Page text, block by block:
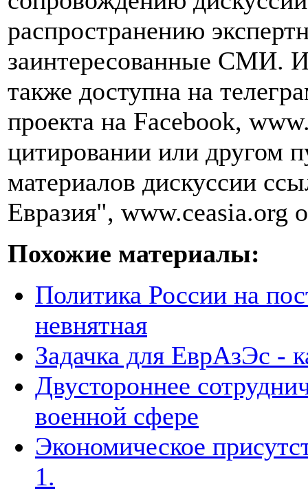
распространению
заинтересованные СМИ.
также доступна на
проекта на Facebook,
цитировании или другом
материалов дискуссии
Евразия", www.ceasia.org
Похожие материалы:
Политика России на
невнятная
Задачка для ЕврАзЭс -
Двустороннее
военной сфере
Экономическое
1.